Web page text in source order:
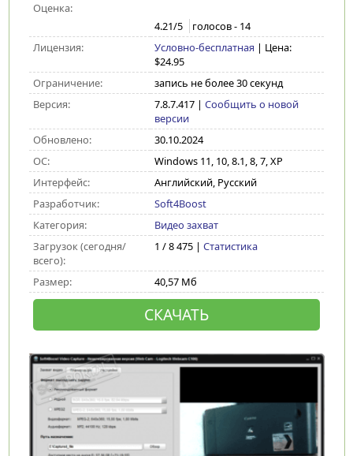
Оценка:
4.21/5 голосов - 14
Лицензия:
Условно-бесплатная | Цена:
$24.95
Ограничение:
запись не более 30 секунд
Версия:
7.8.7.417| Сообщить о новой
версии
Обновлено:
30.10.2024
ОС:
Windows 11, 10, 8.1, 8, 7, XP
Интерфейс:
Английский, Русский
Разработчик:
Soft4Boost
Категория:
Видео захват
Загрузок (сегодня/
всего):
1 / 8 475 | Статистика
Размер: 40,57 Мб
СКАЧАТЬ